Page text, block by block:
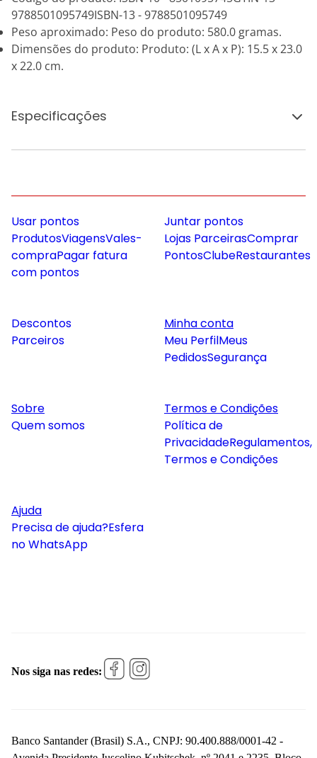
9788501095749ISBN-13 - 9788501095749
Peso aproximado: Peso do produto: 580.0 gramas.
Dimensões do produto: Produto: (L x A x P): 15.5 x 23.0
x 22.0 cm.
Especificações
Usar pontos
ProdutosViagensVales-
compraPagar fatura
com pontos
Juntar pontos
Lojas ParceirasComprar
PontosClubeRestaurantes
Descontos
Parceiros
Minha conta
Meu PerfilMeus
PedidosSegurança
Sobre
Quem somos
Termos e Condições
Política de
PrivacidadeRegulamentos,
Termos e Condições
Ajuda
Precisa de ajuda?Esfera
no WhatsApp
Nos siga nas redes:
Banco Santander (Brasil) S.A., CNPJ: 90.400.888/0001-42 -